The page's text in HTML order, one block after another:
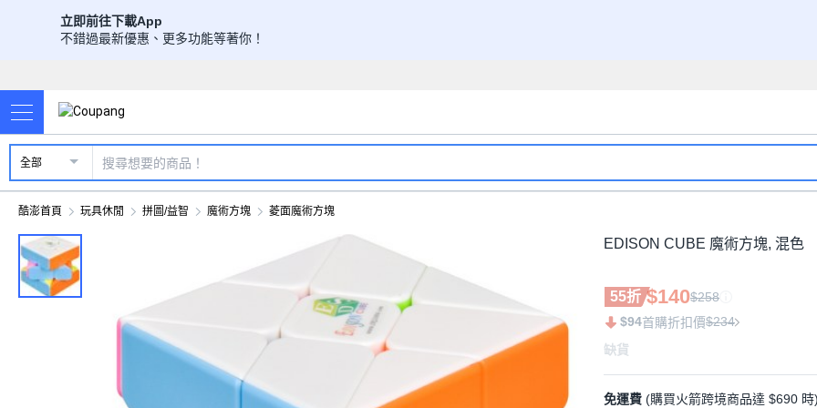
立即前往下載App
不錯過最新優惠、更多功能等著你！
全部
酷澎首頁 玩具休閒 拼圖/益智 魔術方塊 菱面魔術方塊
EDISON CUBE 魔術方塊, 混色
55折 $140$258
$94首購折扣價$234
缺貨
免運費 (購買火箭跨境商品達 $690 時